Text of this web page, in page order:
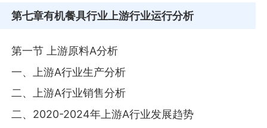
第七章有机餐具行业上游行业运行分析
第一节 上游原料A分析
一、上游A行业生产分析
二、上游A行业销售分析
二、2020-2024年上游A行业发展趋势